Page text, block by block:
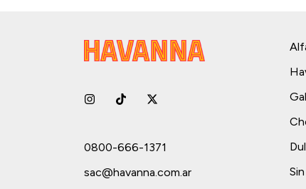
0800-666-1371
sac@havanna.com.ar